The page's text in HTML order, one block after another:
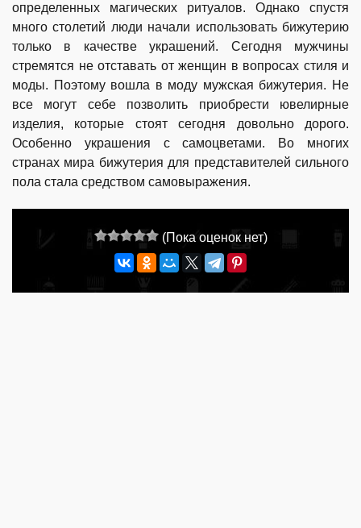
определенных магических ритуалов. Однако спустя
много столетий люди начали использовать бижутерию
только в качестве украшений. Сегодня мужчины
стремятся не отставать от женщин в вопросах стиля и
моды. Поэтому вошла в моду мужская бижутерия. Не
все могут себе позволить приобрести ювелирные
изделия, которые стоят сегодня довольно дорого.
Особенно украшения с самоцветами. Во многих
странах мира бижутерия для представителей сильного
пола стала средством самовыражения.
(Пока оценок нет)